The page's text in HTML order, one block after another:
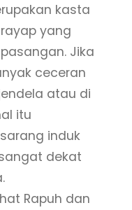
kasta
yang
Jika
ceceran
atau di
itu
induk
dekat
Rapuh dan